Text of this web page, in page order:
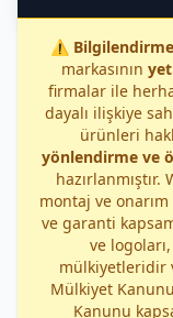
⚠️
markasının
firmalar ile
dayalı ilişkiye
ürünleri
yönlendirme ve
montaj ve
ve garanti
ve
mülkiyetleridir
Mülkiyet
Kanunu